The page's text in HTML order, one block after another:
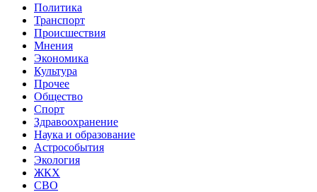
Политика
Транспорт
Происшествия
Мнения
Экономика
Культура
Прочее
Общество
Спорт
Здравоохранение
Наука и образование
Астрособытия
Экология
ЖКХ
СВО